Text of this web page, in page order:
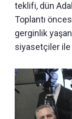
teklifi, dün
Toplantı
gerginlik
siyasetçiler ile